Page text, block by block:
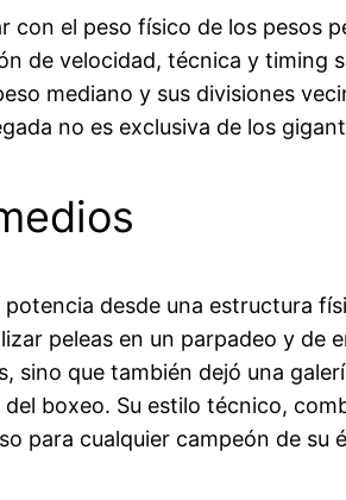
el peso físico de los pesos
de velocidad, técnica y timing
mediano y sus divisiones
no es exclusiva de los
desde una estructura
peleas en un parpadeo y de
que también dejó una
boxeo. Su estilo técnico,
para cualquier campeón de su